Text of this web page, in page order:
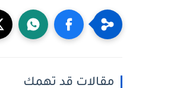
مقالات قد تهمك